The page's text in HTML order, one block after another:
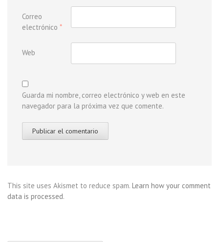
Correo
electrónico *
Web
Guarda mi nombre, correo electrónico y web en este
navegador para la próxima vez que comente.
This site uses Akismet to reduce spam. Learn how your comment
data is processed.